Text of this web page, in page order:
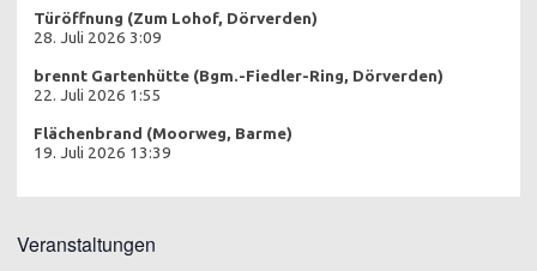
Türöffnung (Zum Lohof, Dörverden)
28. Juli 2026 3:09
brennt Gartenhütte (Bgm.-Fiedler-Ring, Dörverden)
22. Juli 2026 1:55
Flächenbrand (Moorweg, Barme)
19. Juli 2026 13:39
Veranstaltungen